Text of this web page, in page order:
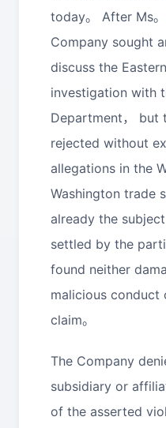
today。 After Ms
Company sought
discuss the
investigation with
Department， but
rejected without
allegations in the
Washington trade
already the
settled by the
found neither
malicious conduct
claim。
The Company
subsidiary or
of the asserted